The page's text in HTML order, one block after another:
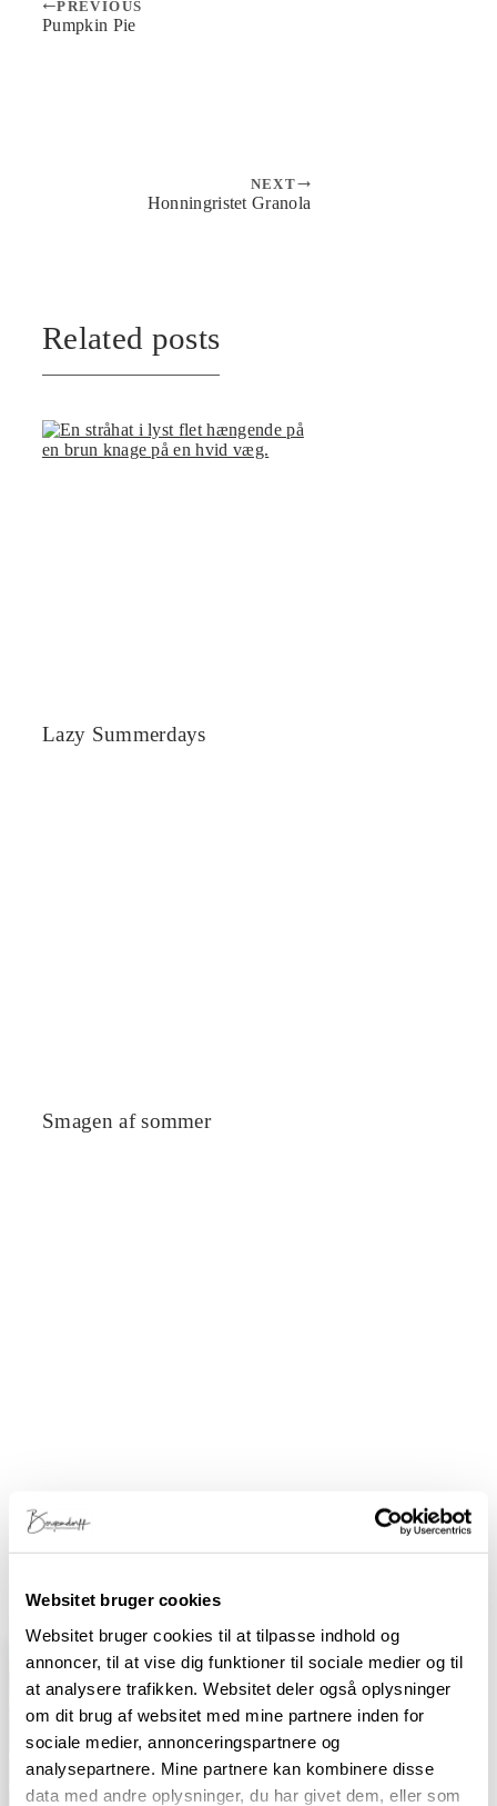
Websitet bruger cookies
Websitet bruger cookies til at tilpasse indhold og
annoncer, til at vise dig funktioner til sociale medier og til
at analysere trafikken. Websitet deler også oplysninger
om dit brug af websitet med mine partnere inden for
sociale medier, annonceringspartnere og
analysepartnere. Mine partnere kan kombinere disse
data med andre oplysninger, du har givet dem, eller som
PREVIOUS
Pumpkin Pie
NEXT
Honningristet Granola
Related posts
Lazy Summerdays
Smagen af sommer
Fra busk til bord